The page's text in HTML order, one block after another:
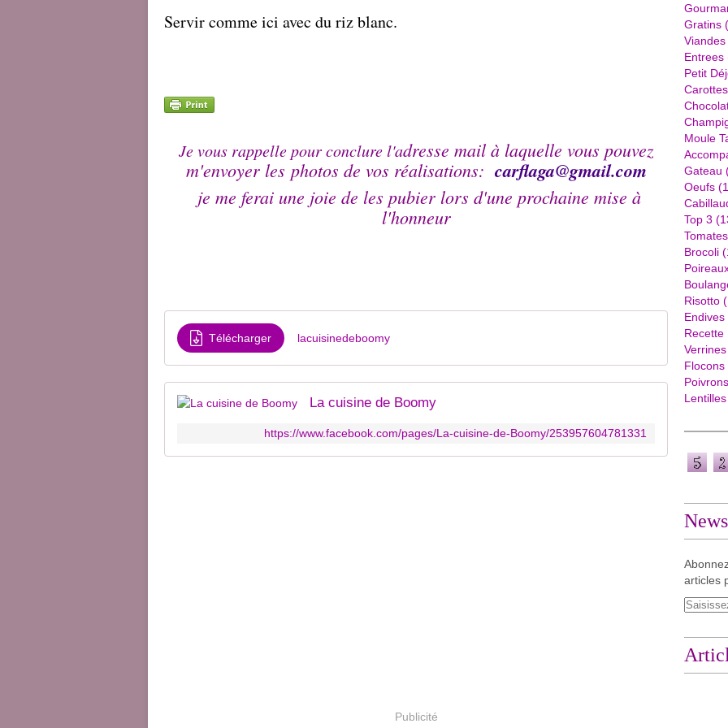
Servir comme ici avec du riz blanc.
Je vous rappelle pour conclure l'adresse mail à laquelle vous pouvez
m'envoyer les photos de vos réalisations: carflaga@gmail.com
je me ferai une joie de les pubier lors d'une prochaine mise à
l'honneur
Télécharger lacuisinedeboomy
La cuisine de Boomy
https://www.facebook.com/pages/La-cuisine-de-Boomy/253957604781331
Publicité
Gratins
Viandes
Entrees
Petit
Carottes
Moule
Gateau
Oeufs
Top 3
Tomates
Brocoli
Risotto
Endives
Recette
Verrines
Flocons
Poivrons
Lentilles
articles